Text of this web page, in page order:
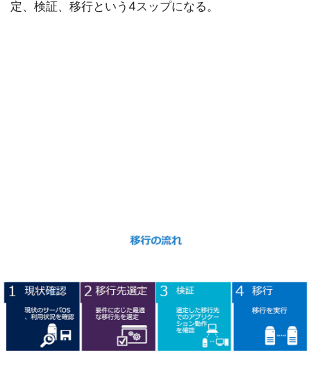
定、検証、移行という4スップになる。